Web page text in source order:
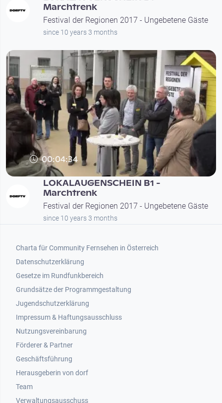
Marchtrenk
Festival der Regionen 2017 - Ungebetene Gäste
since 10 years 3 months
00:04:34
LOKALAUGENSCHEIN B1 -
Marchtrenk
Festival der Regionen 2017 - Ungebetene Gäste
since 10 years 3 months
Footer 1
Charta für Community Fernsehen in Österreich
Datenschutzerklärung
Gesetze im Rundfunkbereich
Grundsätze der Programmgestaltung
Jugendschutzerklärung
Impressum & Haftungsausschluss
Nutzungsvereinbarung
Footer 2
Förderer & Partner
Geschäftsführung
Herausgeberin von dorf
Team
Verwaltungsausschuss